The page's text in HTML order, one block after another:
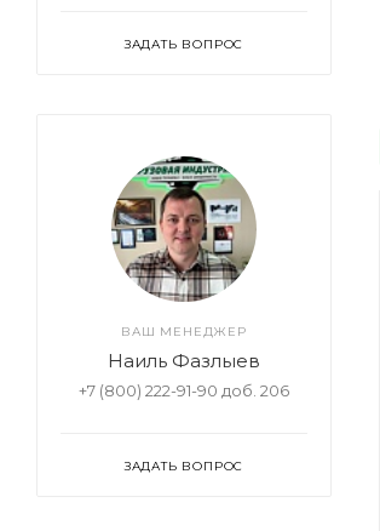
ЗАДАТЬ ВОПРОС
ВАШ МЕНЕДЖЕР
Наиль Фазлыев
+7 (800) 222-91-90 доб. 206
ЗАДАТЬ ВОПРОС